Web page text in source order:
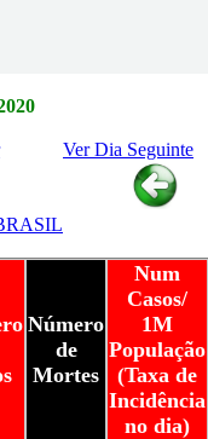
Ver Dia Seguinte
Número
de
Mortes
Num
Casos/
1M
População
(Taxa de
Incidência
no dia)